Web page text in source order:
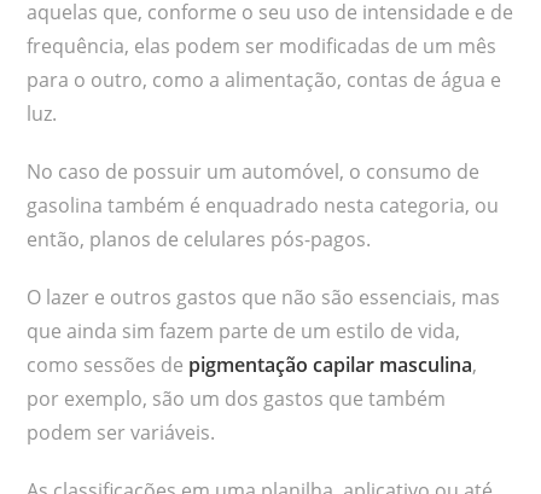
aquelas que, conforme o seu uso de intensidade e de
frequência, elas podem ser modificadas de um mês
para o outro, como a alimentação, contas de água e
luz.
No caso de possuir um automóvel, o consumo de
gasolina também é enquadrado nesta categoria, ou
então, planos de celulares pós-pagos.
O lazer e outros gastos que não são essenciais, mas
que ainda sim fazem parte de um estilo de vida,
como sessões de pigmentação capilar masculina,
por exemplo, são um dos gastos que também
podem ser variáveis.